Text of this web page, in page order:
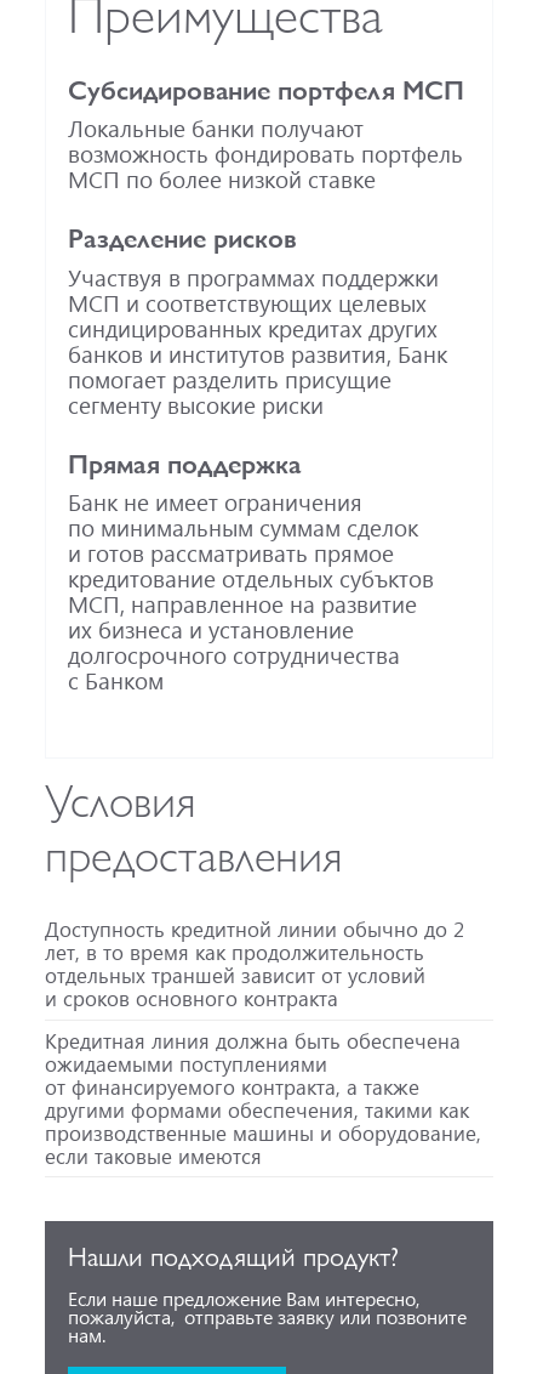
Субсидирование портфеля МСП
Локальные банки получают
возможность фондировать портфель
МСП по более низкой ставке
Разделение рисков
Участвуя в программах поддержки
МСП и соответствующих целевых
синдицированных кредитах других
банков и институтов развития, Банк
помогает разделить присущие
сегменту высокие риски
Прямая поддержка
Банк не имеет ограничения
по минимальным суммам сделок
и готов рассматривать прямое
кредитование отдельных субъктов
МСП, направленное на развитие
их бизнеса и установление
долгосрочного сотрудничества
с Банком
Условия
предоставления
Доступность кредитной линии обычно до 2
лет, в то время как продолжительность
отдельных траншей зависит от условий
и сроков основного контракта
Кредитная линия должна быть обеспечена
ожидаемыми поступлениями
от финансируемого контракта, а также
другими формами обеспечения, такими как
производственные машины и оборудование,
если таковые имеются
Нашли подходящий продукт?
Если наше предложение Вам интересно,
пожалуйста, отправьте заявку или позвоните
нам.